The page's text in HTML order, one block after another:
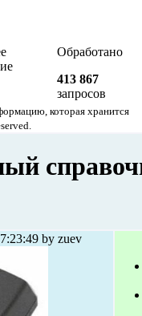
Обработано
413 867
запросов
которая хранится
by zuev